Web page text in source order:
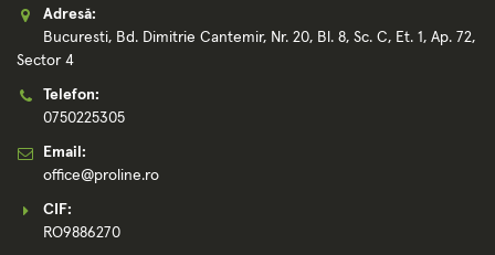
Adresă:
Bucuresti, Bd. Dimitrie Cantemir, Nr. 20, Bl. 8, Sc. C, Et. 1, Ap. 72,
Sector 4
Telefon:
0750225305
Email:
office@proline.ro
CIF:
RO9886270